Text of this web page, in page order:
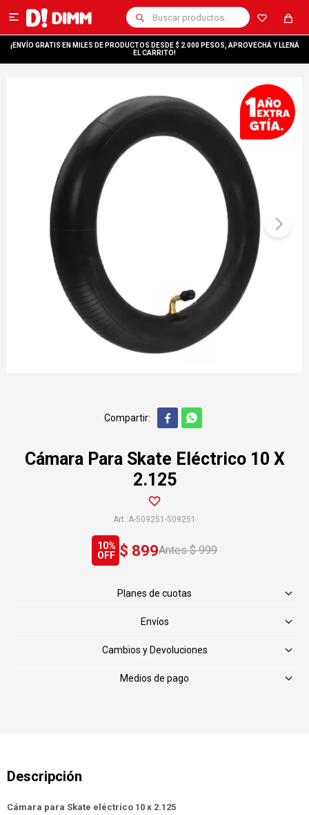

¡ENVÍO GRATIS EN MILES DE PRODUCTOS DESDE $ 2.000 PESOS, APROVECHÁ Y LLENÁ
EL CARRITO!
 
Cámara Para Skate Eléctrico 10 X
2.125
A-509251-509251
$ 899 $ 999
10
Planes de cuotas
Envíos
Cambios y Devoluciones
Medios de pago
Cámara para Skate eléctrico 10 x 2.125